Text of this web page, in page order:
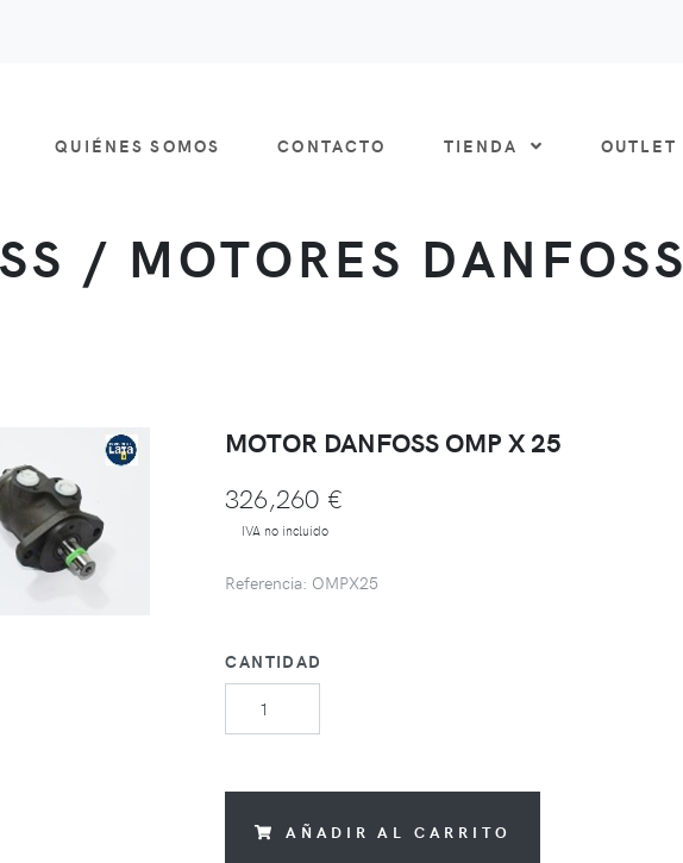
QUIÉNES SOMOS CONTACTO TIENDA OUTLET
/ MOTORES DANFOSS
MOTOR DANFOSS OMP X 25
326,260 €
IVA no incluido
Referencia: OMPX25
CANTIDAD
AÑADIR AL CARRITO